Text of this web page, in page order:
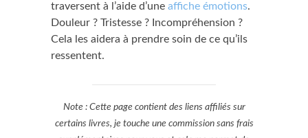
traversent à l’aide d’une affiche émotions.
Douleur ? Tristesse ? Incompréhension ?
Cela les aidera à prendre soin de ce qu’ils
ressentent.
Note : Cette page contient des liens affiliés sur
certains livres, je touche une commission sans frais